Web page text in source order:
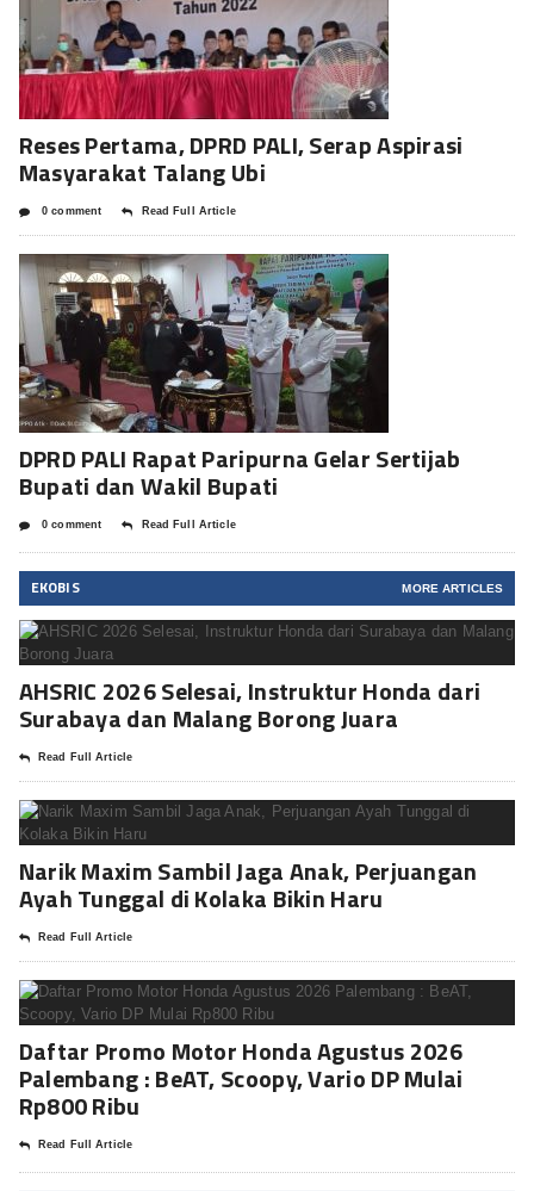
Reses Pertama, DPRD PALI, Serap Aspirasi
Masyarakat Talang Ubi
0 comment Read Full Article
DPRD PALI Rapat Paripurna Gelar Sertijab
Bupati dan Wakil Bupati
0 comment Read Full Article
EKOBIS MORE ARTICLES
AHSRIC 2026 Selesai, Instruktur Honda dari
Surabaya dan Malang Borong Juara
Read Full Article
Narik Maxim Sambil Jaga Anak, Perjuangan
Ayah Tunggal di Kolaka Bikin Haru
Read Full Article
Daftar Promo Motor Honda Agustus 2026
Palembang : BeAT, Scoopy, Vario DP Mulai
Rp800 Ribu
Read Full Article